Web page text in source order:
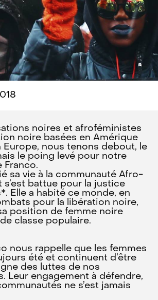
noires et afroféministes
noire basées en Amérique
Europe, nous tenons debout, le
le poing levé pour notre
Franco.
sa vie à la communauté Afro-
s’est battue pour la justice
Elle a habité ce monde, en
pour la libération noire,
position de femme noire
classe populaire.
nous rappelle que les femmes
été et continuent d’être
des luttes de nos
Leur engagement à défendre,
ne s’est jamais